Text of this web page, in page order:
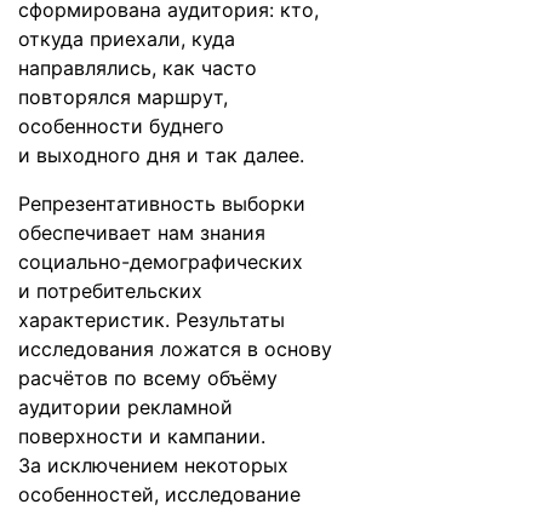
сформирована аудитория: кто,
откуда приехали, куда
направлялись, как часто
повторялся маршрут,
особенности буднего
и выходного дня и так далее.
Репрезентативность выборки
обеспечивает нам знания
социально-демографических
и потребительских
характеристик. Результаты
исследования ложатся в основу
расчётов по всему объёму
аудитории рекламной
поверхности и кампании.
За исключением некоторых
особенностей, исследование